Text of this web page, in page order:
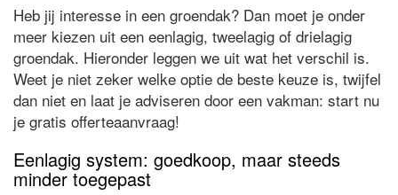
Heb jij interesse in een groendak? Dan moet je onder
meer kiezen uit een eenlagig, tweelagig of drielagig
groendak. Hieronder leggen we uit wat het verschil is.
Weet je niet zeker welke optie de beste keuze is, twijfel
dan niet en laat je adviseren door een vakman: start nu
je gratis offerteaanvraag!
Eenlagig system: goedkoop, maar steeds
minder toegepast